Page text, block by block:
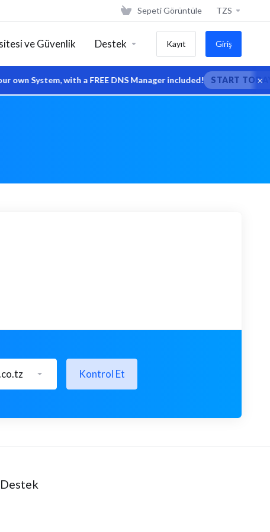
System, with a FREE DNS Manager included! START TODAY ×
Sepeti Görüntüle TZS
ve Güvenlik Destek Kayıt Giriş
Kontrol Et
Destek